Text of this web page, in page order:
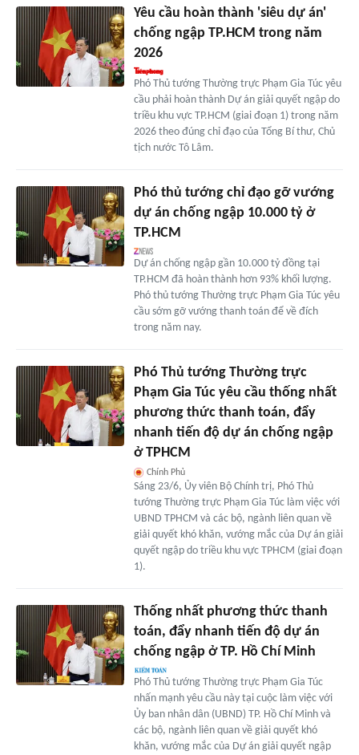
Yêu cầu hoàn thành 'siêu dự án'
chống ngập TP.HCM trong năm
2026
Phó Thủ tướng Thường trực Phạm Gia Túc yêu
cầu phải hoàn thành Dự án giải quyết ngập do
triều khu vực TP.HCM (giai đoạn 1) trong năm
2026 theo đúng chỉ đạo của Tổng Bí thư, Chủ
tịch nước Tô Lâm.
Phó thủ tướng chỉ đạo gỡ vướng
dự án chống ngập 10.000 tỷ ở
TP.HCM
Dự án chống ngập gần 10.000 tỷ đồng tại
TP.HCM đã hoàn thành hơn 93% khối lượng.
Phó thủ tướng Thường trực Phạm Gia Túc yêu
cầu sớm gỡ vướng thanh toán để về đích
trong năm nay.
Phó Thủ tướng Thường trực
Phạm Gia Túc yêu cầu thống nhất
phương thức thanh toán, đẩy
nhanh tiến độ dự án chống ngập
ở TPHCM
Chính Phủ
Sáng 23/6, Ủy viên Bộ Chính trị, Phó Thủ
tướng Thường trực Phạm Gia Túc làm việc với
UBND TPHCM và các bộ, ngành liên quan về
giải quyết khó khăn, vướng mắc của Dự án giải
quyết ngập do triều khu vực TPHCM (giai đoạn
1).
Thống nhất phương thức thanh
toán, đẩy nhanh tiến độ dự án
chống ngập ở TP. Hồ Chí Minh
Phó Thủ tướng Thường trực Phạm Gia Túc
nhấn mạnh yêu cầu này tại cuộc làm việc với
Ủy ban nhân dân (UBND) TP. Hồ Chí Minh và
các bộ, ngành liên quan về giải quyết khó
khăn, vướng mắc của Dự án giải quyết ngập